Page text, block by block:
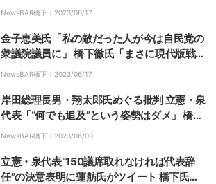
＆金子恵美夫妻が明かす出馬・落選の“裏話”
NewsBAR橋下｜ 2023/06/17
金子恵美氏「私の敵だった人が今は自民党の
衆議院議員に」 橋下徹氏「まさに現代版戦国
武将。それが自民党の強さだ」
NewsBAR橋下｜ 2023/06/17
岸田総理長男・翔太郎氏めぐる批判 立憲・泉
代表「“何でも追及”という姿勢はダメ」 橋下
氏「襟を正さないとブーメランになる」
NewsBAR橋下｜ 2023/06/09
立憲・泉代表“150議席取れなければ代表辞
任”の決意表明に蓮舫氏がツイート 橋下氏